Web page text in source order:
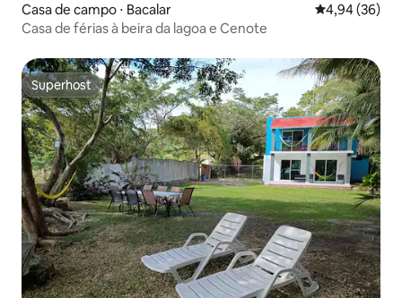
Casa de campo ⋅ Bacalar 4,94 de uma
4,94 (36)
Casa de férias à beira da lagoa e Cenote
Superhost
Superhost